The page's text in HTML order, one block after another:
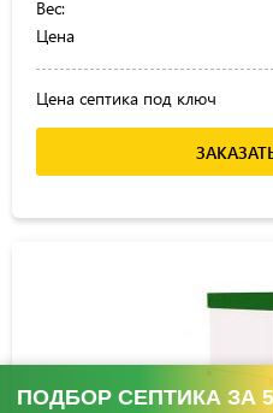
Вес:
Цена
Цена септика под ключ
ПОДБОР СЕПТИКА ЗА